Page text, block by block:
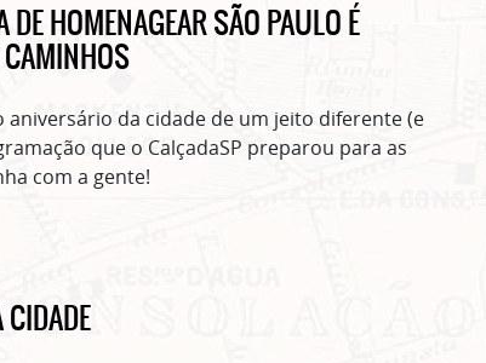
DE HOMENAGEAR SÃO PAULO É
aniversário da cidade de um jeito diferente (e
que o CalçadaSP preparou para as
com a gente!
CIDADE
ASSINE GRATUITAMENTE NOSSA
NEWSLETTER!
Clique no botão abaixo para receber notícias sobre o centro de São Paulo no seu